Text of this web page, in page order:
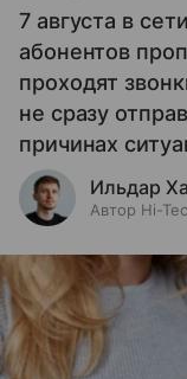
7 августа в
абонентов
проходят
не сразу
причинах
Ильдар
Автор Hi-